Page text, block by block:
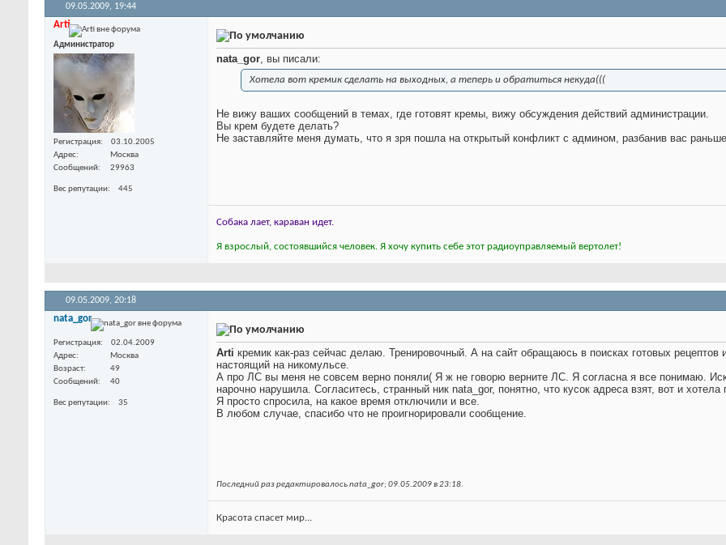
09.05.2009, 19:44
Arti
Администратор
Регистрация
03.10.2005
Адрес
Москва
Сообщений
29963
Вес репутации 445
nata_gor, вы писали:
Хотела вот кремик сделать на выходных, а теперь и обратиться некуда(((
Не вижу ваших сообщений в темах, где готовят кремы, вижу обсуждения действий администрации.
Вы крем будете делать?
Не заставляйте меня думать, что я зря пошла на открытый конфликт с админом, разбанив вас
Собака лает, караван идет.
Я взрослый, состоявшийся человек. Я хочу купить себе этот радиоуправляемый вертолет!
09.05.2009, 20:18
nata_gor
Регистрация
02.04.2009
Адрес
Москва
Возраст
49
Сообщений
40
Вес репутации 35
Arti кремик как-раз сейчас делаю. Тренировочный. А на сайт обращаюсь в поисках готовых
настоящий на никомульсе.
А про ЛС вы меня не совсем верно поняли( Я ж не говорю верните ЛС. Я согласна я все понимаю.
нарочно нарушила. Согласитесь, странный ник nata_gor, понятно, что кусок адреса взят, вот и хотела
Я просто спросила, на какое время отключили и все.
В любом случае, спасибо что не проигнорировали сообщение.
Последний раз редактировалось nata_gor; 09.05.2009 в23:18.
Красота спасет мир...